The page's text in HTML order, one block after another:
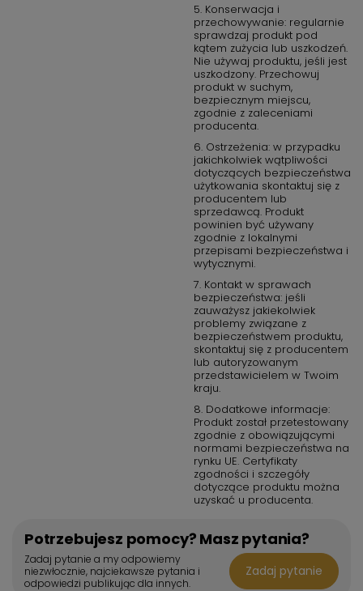
5. Konserwacja i
przechowywanie: regularnie
sprawdzaj produkt pod
kątem zużycia lub uszkodzeń.
Nie używaj produktu, jeśli jest
uszkodzony. Przechowuj
produkt w suchym,
bezpiecznym miejscu,
zgodnie z zaleceniami
producenta.
6. Ostrzeżenia: w przypadku
jakichkolwiek wątpliwości
dotyczących bezpieczeństwa
użytkowania skontaktuj się z
producentem lub
sprzedawcą. Produkt
powinien być używany
zgodnie z lokalnymi
przepisami bezpieczeństwa i
wytycznymi.
7. Kontakt w sprawach
bezpieczeństwa: jeśli
zauważysz jakiekolwiek
problemy związane z
bezpieczeństwem produktu,
skontaktuj się z producentem
lub autoryzowanym
przedstawicielem w Twoim
kraju.
8. Dodatkowe informacje:
Produkt został przetestowany
zgodnie z obowiązującymi
normami bezpieczeństwa na
rynku UE. Certyfikaty
zgodności i szczegóły
dotyczące produktu można
uzyskać u producenta.
Potrzebujesz pomocy? Masz pytania?
Zadaj pytanie a my odpowiemy
niezwłocznie, najciekawsze pytania i
odpowiedzi publikując dla innych.
Zadaj pytanie